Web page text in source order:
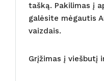
tašką. Pakilimas į
galėsite mėgautis
vaizdais.
Grįžimas į viešbutį